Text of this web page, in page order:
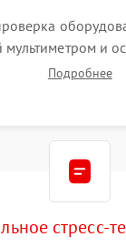
и
памяти
Подробнее
стресс-